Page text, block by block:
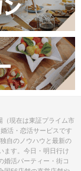
（現在は東証プライム市
活・恋活サービスです
自のノウハウと最新の
ます。今日・明日行け
婚活パーティー・街コ